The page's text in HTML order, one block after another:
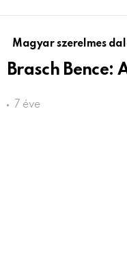
Magyar szerelmes
Brasch Bence:
7 éve